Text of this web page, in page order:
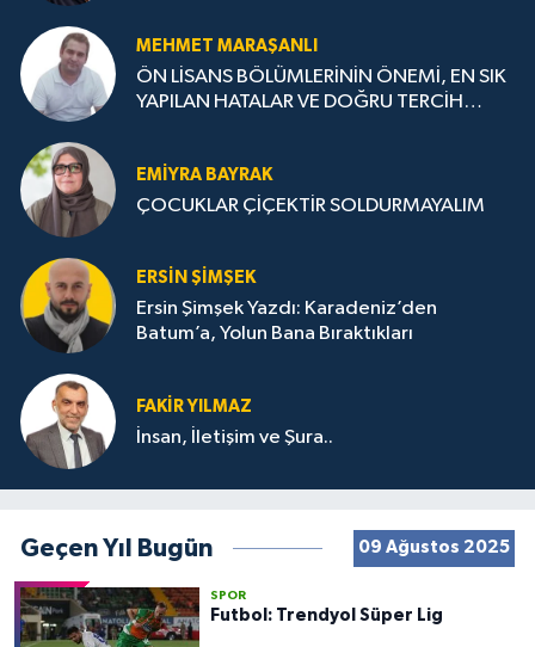
MEHMET MARAŞANLI
ÖN LİSANS BÖLÜMLERİNİN ÖNEMİ, EN SIK
YAPILAN HATALAR VE DOĞRU TERCİH
EMIYRA BAYRAK
ÇOCUKLAR ÇİÇEKTİR SOLDURMAYALIM
ERSIN ŞIMŞEK
Ersin Şimşek Yazdı: Karadeniz’den
Batum’a, Yolun Bana Bıraktıkları
FAKIR YILMAZ
İnsan, İletişim ve Şura..
Geçen Yıl Bugün 09 Ağustos 2025
SPOR
Futbol: Trendyol Süper Lig